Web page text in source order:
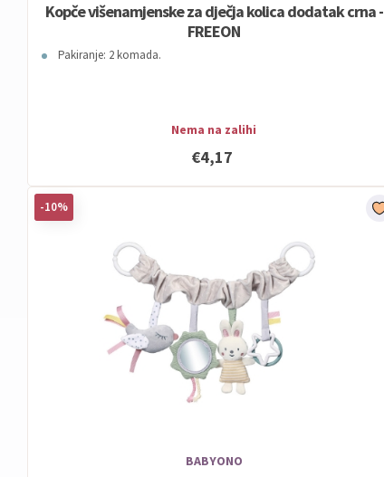
Kopče višenamjenske za dječja kolica dodatak crna -
FREEON
Pakiranje: 2 komada.
Nema na zalihi
€4,17
-10%
BABYONO